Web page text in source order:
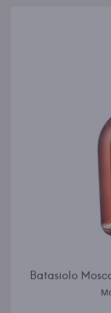
Batasiolo